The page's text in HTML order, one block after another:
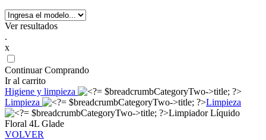
Ver resultados
.
x
Continuar Comprando
Ir al carrito
Higiene y limpieza
Limpieza
Limpieza
Limpiador Líquido
Floral 4L Glade
VOLVER